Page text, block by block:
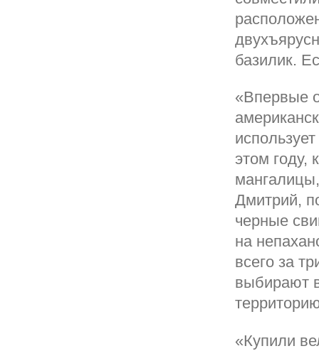
базилик.
«Впервые
этом году,
Дмитрий,
черные
на
всего за
выбирают
«Купили